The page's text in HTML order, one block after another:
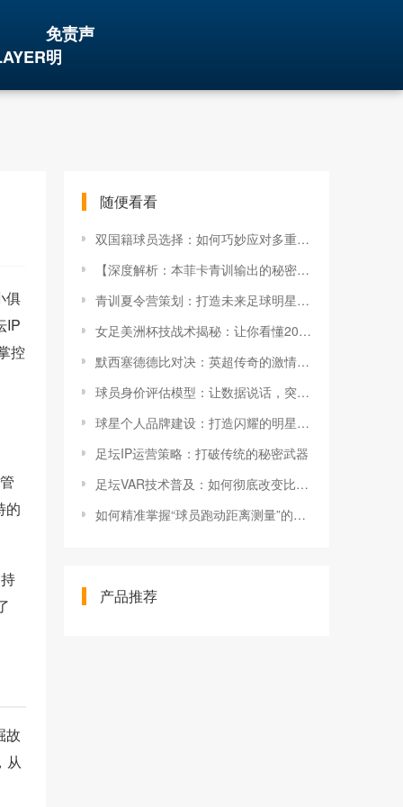
免责声
明
俱
IP
控
的
故
从
随便看看
双国籍球员选择：如何巧妙应对多重身份的双刃剑
【深度解析：本菲卡青训输出的秘密武器与未来趋势】
青训夏令营策划：打造未来足球明星的秘密武器
女足美洲杯技战术揭秘：让你看懂2026年赛场新变革
默西塞德德比对决：英超传奇的激情盛宴
球员身价评估模型：让数据说话，突破想象的评分黑科技
球星个人品牌建设：打造闪耀的明星光环
足坛IP运营策略：打破传统的秘密武器
足坛VAR技术普及：如何彻底改变比赛公平与未来趋势
如何精准掌握“球员跑动距离测量”的秘密技巧
产品推荐